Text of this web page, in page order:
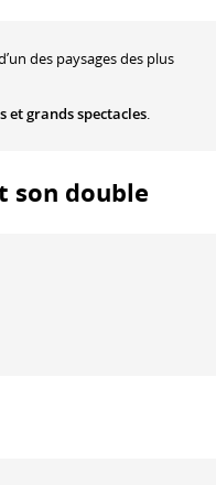
des paysages des plus
et grands spectacles.
son double